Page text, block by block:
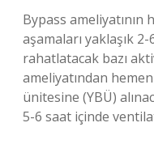
Bypass ameliyatının
aşamaları yaklaşık
rahatlatacak bazı
ameliyatından
ünitesine (YBÜ)
5-6 saat içinde